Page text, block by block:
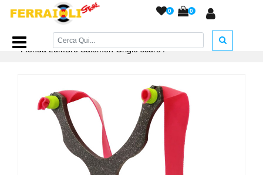
0 0
Home Page/TEMPO LIBERO/Fionde e Accessori
Fionda LuMBro Salomon Grigio scuro/